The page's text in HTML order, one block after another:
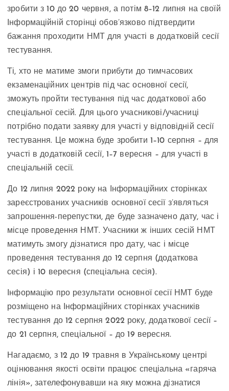
зробити з 10 до 20 червня, а потім 8–12 липня на своїй
Інформаційній сторінці обов’язково підтвердити
бажання проходити НМТ для участі в додатковій сесії
тестування.
Ті, хто не матиме змоги прибути до тимчасових
екзаменаційних центрів під час основної сесії,
зможуть пройти тестування під час додаткової або
спеціальної сесій. Для цього учасникові/учасниці
потрібно подати заявку для участі у відповідній сесії
тестування. Це можна буде зробити 1–10 серпня – для
участі в додатковій сесії, 1–7 вересня – для участі в
спеціальній сесії.
До 12 липня 2022 року на Інформаційних сторінках
зареєстрованих учасників основної сесії з’являться
запрошення-перепустки, де буде зазначено дату, час і
місце проведення НМТ. Учасники ж інших сесій НМТ
матимуть змогу дізнатися про дату, час і місце
проведення тестування до 12 серпня (додаткова
сесія) і 10 вересня (спеціальна сесія).
Інформацію про результати основної сесії НМТ буде
розміщено на Інформаційних сторінках учасників
тестування до 12 серпня 2022 року, додаткової сесії –
до 21 серпня, спеціальної – до 19 вересня.
Нагадаємо, з 12 до 19 травня в Українському центрі
оцінювання якості освіти працює спеціальна «гаряча
лінія», зателефонувавши на яку можна дізнатися